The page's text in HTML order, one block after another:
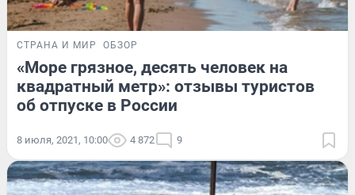
СТРАНА И МИР ОБЗОР
«Море грязное, десять человек на
квадратный метр»: отзывы туристов
об отпуске в России
8 июля, 2021, 10:00 4 872 9